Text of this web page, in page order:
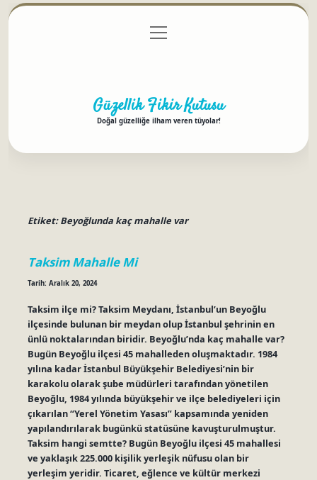
Gizlilik Politikası
menüyü
aç
Güzellik Fikir Kutusu
Doğal güzelliğe ilham veren tüyolar!
Etiket:Beyoğlunda kaç mahalle var
Taksim Mahalle Mi
Tarih: Aralık 20, 2024
Taksim ilçe mi? Taksim Meydanı, İstanbul’un Beyoğlu
ilçesinde bulunan bir meydan olup İstanbul şehrinin en
ünlü noktalarından biridir. Beyoğlu’nda kaç mahalle var?
Bugün Beyoğlu ilçesi 45 mahalleden oluşmaktadır. 1984
yılına kadar İstanbul Büyükşehir Belediyesi’nin bir
karakolu olarak şube müdürleri tarafından yönetilen
Beyoğlu, 1984 yılında büyükşehir ve ilçe belediyeleri için
çıkarılan “Yerel Yönetim Yasası” kapsamında yeniden
yapılandırılarak bugünkü statüsüne kavuşturulmuştur.
Taksim hangi semtte? Bugün Beyoğlu ilçesi 45 mahallesi
ve yaklaşık 225.000 kişilik yerleşik nüfusu olan bir
yerleşim yeridir. Ticaret, eğlence ve kültür merkezi